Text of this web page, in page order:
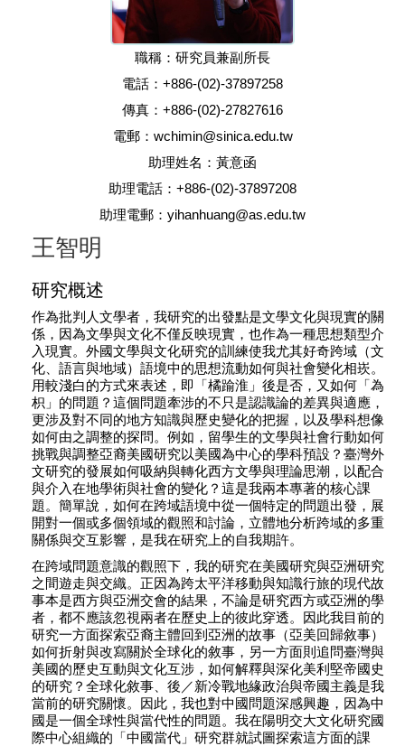
職稱：研究員兼副所長
電話：+886-(02)-37897258
傳真：+886-(02)-27827616
電郵：wchimin@sinica.edu.tw
助理姓名：黃意函
助理電話：+886-(02)-37897208
助理電郵：yihanhuang@as.edu.tw
王智明
研究概述
作為批判人文學者，我研究的出發點是文學文化與現實的關
係，因為文學與文化不僅反映現實，也作為一種思想類型介
入現實。外國文學與文化研究的訓練使我尤其好奇跨域（文
化、語言與地域）語境中的思想流動如何與社會變化相崁。
用較淺白的方式來表述，即「橘踰淮」後是否，又如何「為
枳」的問題？這個問題牽涉的不只是認識論的差異與適應，
更涉及對不同的地方知識與歷史變化的把握，以及學科想像
如何由之調整的探問。例如，留學生的文學與社會行動如何
挑戰與調整亞裔美國研究以美國為中心的學科預設？臺灣外
文研究的發展如何吸納與轉化西方文學與理論思潮，以配合
與介入在地學術與社會的變化？這是我兩本專著的核心課
題。簡單說，如何在跨域語境中從一個特定的問題出發，展
開對一個或多個領域的觀照和討論，立體地分析跨域的多重
關係與交互影響，是我在研究上的自我期許。
在跨域問題意識的觀照下，我的研究在美國研究與亞洲研究
之間遊走與交織。正因為跨太平洋移動與知識行旅的現代故
事本是西方與亞洲交會的結果，不論是研究西方或亞洲的學
者，都不應該忽視兩者在歷史上的彼此穿透。因此我目前的
研究一方面探索亞裔主體回到亞洲的故事（亞美回歸敘事）
如何折射與改寫關於全球化的敘事，另一方面則追問臺灣與
美國的歷史互動與文化互涉，如何解釋與深化美利堅帝國史
的研究？全球化敘事、後／新冷戰地緣政治與帝國主義是我
當前的研究關懷。因此，我也對中國問題深感興趣，因為中
國是一個全球性與當代性的問題。我在陽明交大文化研究國
際中心組織的「中國當代」研究群就試圖探索這方面的課